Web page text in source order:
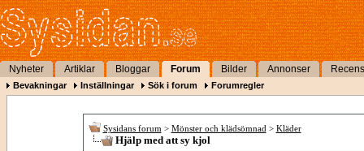
Nyheter Artiklar Bloggar Forum Bilder Annonser
Bevakningar Inställningar Sök i forum Forumregler
Sysidans forum > Mönster och klädsömnad > Kläder
Hjälp med att sy kjol